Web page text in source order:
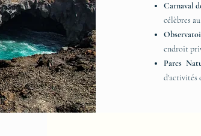
Carnaval
célèbres
endroit
Parcs
d'activités